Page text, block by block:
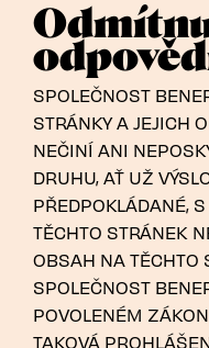
SPOLEČNOST
STRÁNKY A JEJICH
NEČINÍ ANI
DRUHU, AŤ UŽ
PŘEDPOKLÁDANÉ,
TĚCHTO STRÁNEK
OBSAH NA TĚCHTO
SPOLEČNOST
POVOLENÉM
TAKOVÁ